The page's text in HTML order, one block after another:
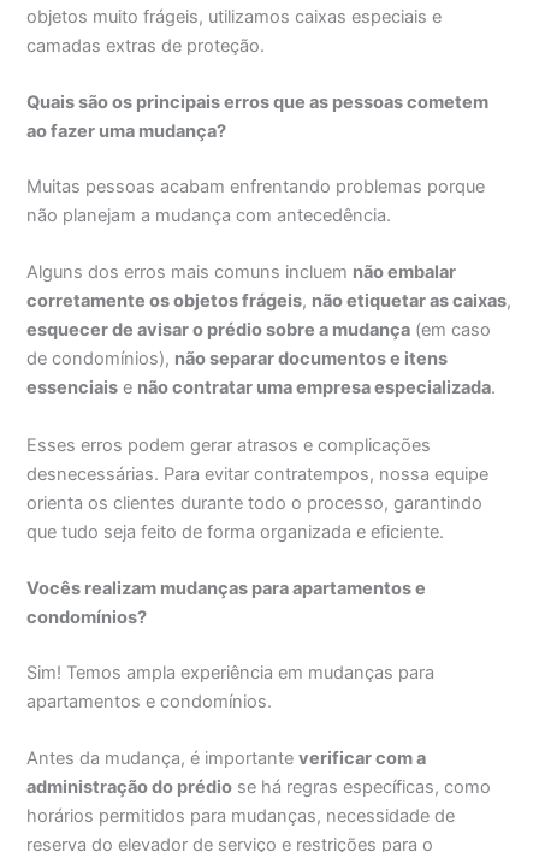
objetos muito frágeis, utilizamos caixas especiais e
camadas extras de proteção.
Quais são os principais erros que as pessoas cometem
ao fazer uma mudança?
Muitas pessoas acabam enfrentando problemas porque
não planejam a mudança com antecedência.
Alguns dos erros mais comuns incluem não embalar
corretamente os objetos frágeis, não etiquetar as caixas,
esquecer de avisar o prédio sobre a mudança (em caso
de condomínios), não separar documentos e itens
essenciais e não contratar uma empresa especializada.
Esses erros podem gerar atrasos e complicações
desnecessárias. Para evitar contratempos, nossa equipe
orienta os clientes durante todo o processo, garantindo
que tudo seja feito de forma organizada e eficiente.
Vocês realizam mudanças para apartamentos e
condomínios?
Sim! Temos ampla experiência em mudanças para
apartamentos e condomínios.
Antes da mudança, é importanteverificar com a
administração do prédio se há regras específicas, como
horários permitidos para mudanças, necessidade de
reserva do elevador de serviço e restrições para o